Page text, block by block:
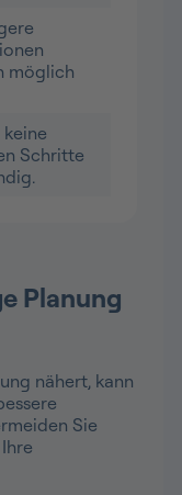
möglich
keine
Schritte
Planung
nähert, kann
Sie